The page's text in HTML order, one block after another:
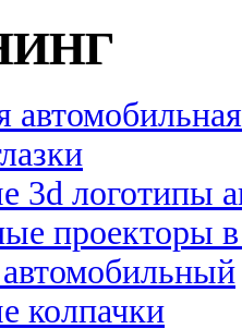
3d логотипы
проекторы
колпачки